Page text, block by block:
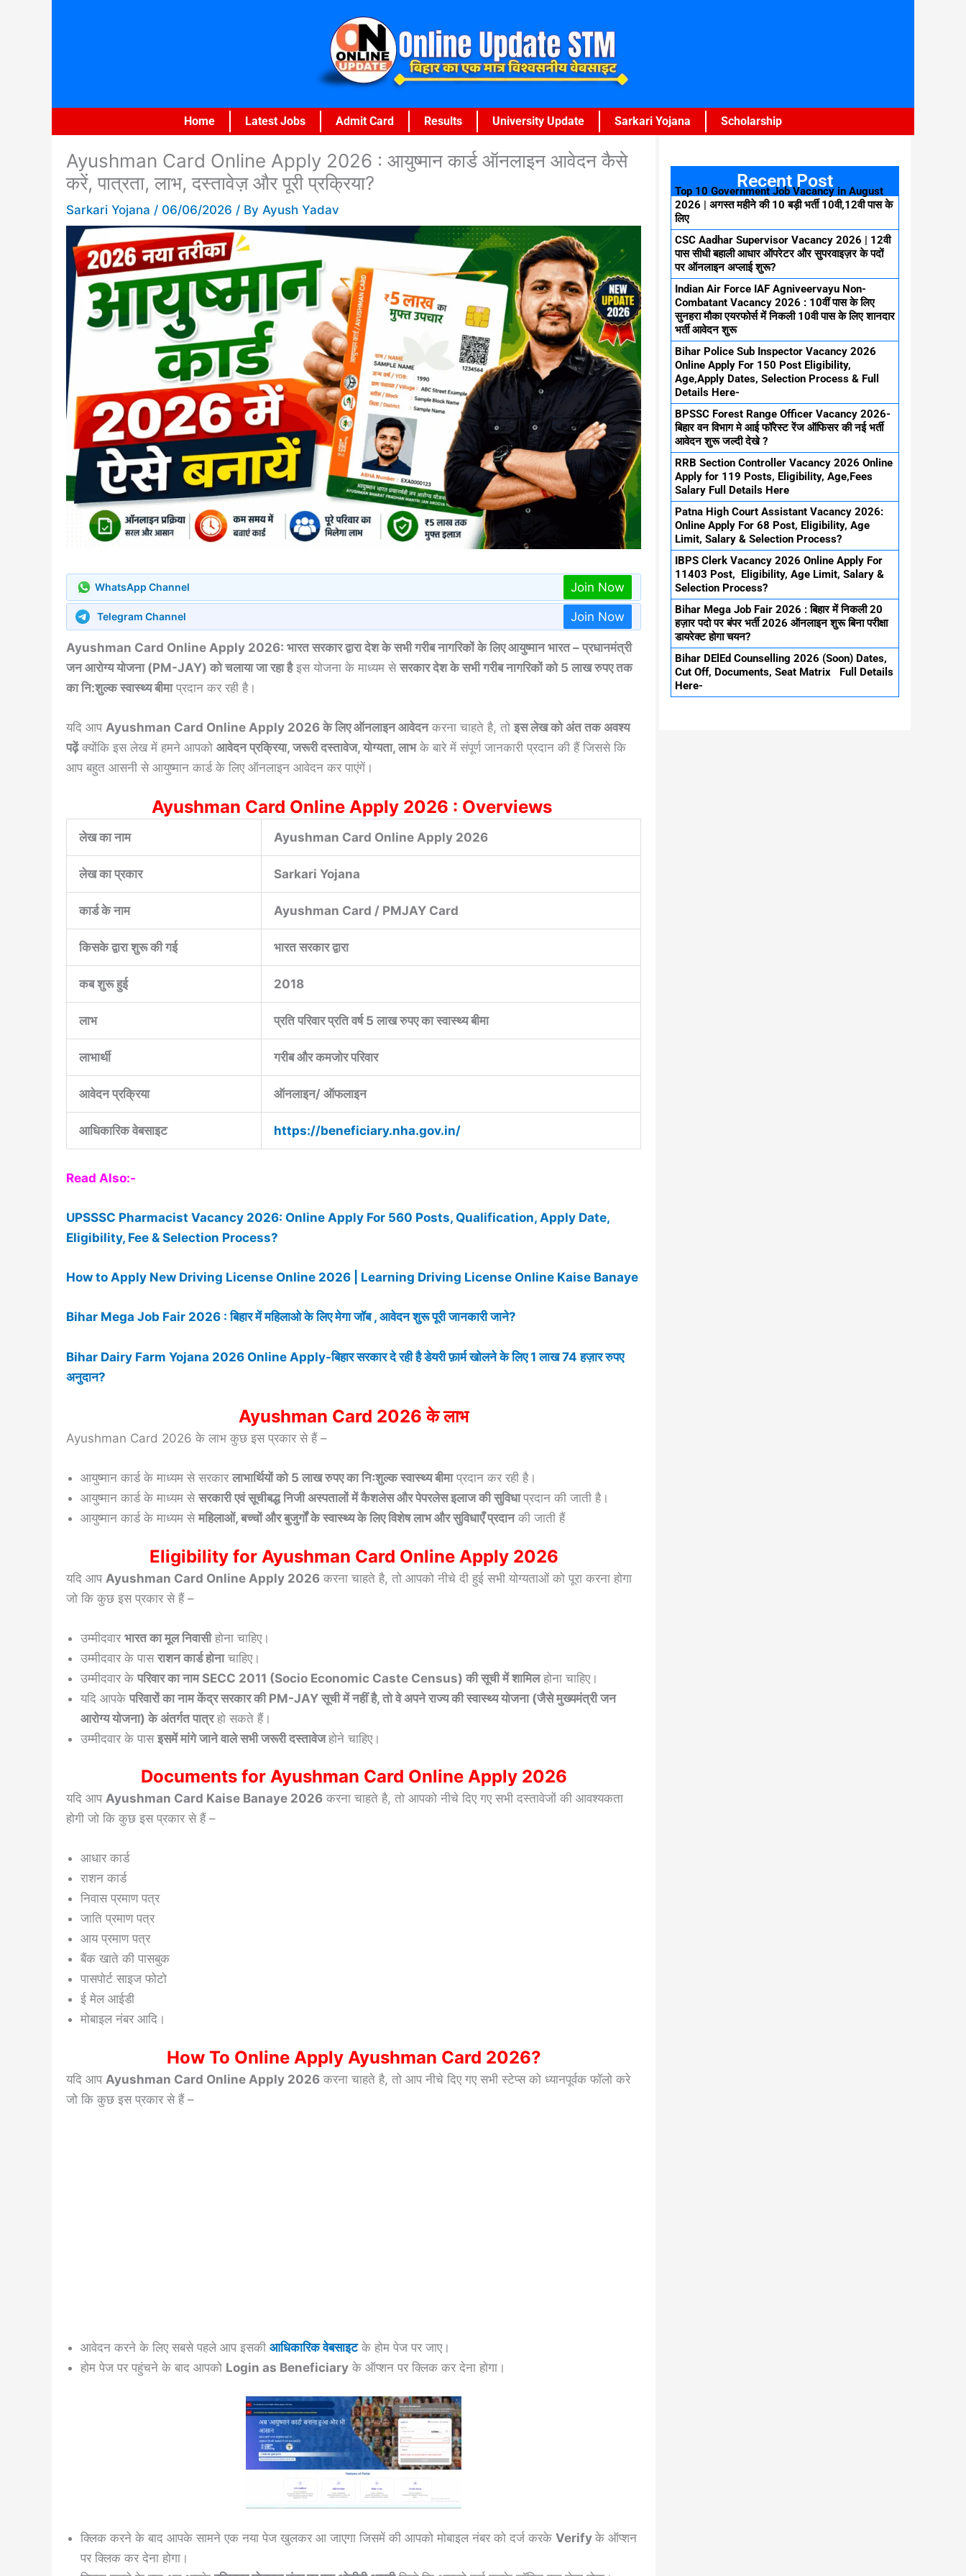
Home Latest Jobs Admit Card Results University Update Sarkari Yojana Scholarship
Ayushman Card Online Apply 2026 : आयुष्मान कार्ड ऑनलाइन आवेदन कैसे
करें, पात्रता, लाभ, दस्तावेज़ और पूरी प्रक्रिया?
Sarkari Yojana / 06/06/2026 / By Ayush Yadav
WhatsApp Channel Join Now
Telegram Channel Join Now
Ayushman Card Online Apply 2026: भारत सरकार द्वारा देश के सभी गरीब नागरिकों के लिए आयुष्मान भारत – प्रधानमंत्री
जन आरोग्य योजना (PM-JAY) को चलाया जा रहा हैइस योजना के माध्यम से सरकार देश के सभी गरीब नागरिकों को 5 लाख रुपए तक
का नि:शुल्क स्वास्थ्य बीमाप्रदान कर रही है।
यदि आप Ayushman Card Online Apply 2026 के लिए ऑनलाइन आवेदनकरना चाहते है, तो इस लेख को अंत तक अवश्य
पढ़ेंक्योंकि इस लेख में हमने आपको आवेदन प्रक्रिया, जरूरी दस्तावेज, योग्यता, लाभके बारे में संपूर्ण जानकारी प्रदान की हैं जिससे कि
आप बहुत आसनी से आयुष्मान कार्ड के लिए ऑनलाइन आवेदन कर पाएंगें।
Ayushman Card Online Apply 2026 : Overviews
लेख का नाम Ayushman Card Online Apply 2026
लेख का प्रकार Sarkari Yojana
कार्ड के नाम Ayushman Card / PMJAY Card
किसके द्वारा शुरू की गई भारत सरकार द्वारा
कब शुरू हुई 2018
लाभ प्रति परिवार प्रति वर्ष 5 लाख रुपए का स्वास्थ्य बीमा
लाभार्थी गरीब और कमजोर परिवार
आवेदन प्रक्रिया ऑनलाइन/ ऑफलाइन
आधिकारिक वेबसाइट https://beneficiary.nha.gov.in/
Read Also:-
UPSSSC Pharmacist Vacancy 2026: Online Apply For 560 Posts, Qualification, Apply Date,
Eligibility, Fee & Selection Process?
How to Apply New Driving License Online 2026 | Learning Driving License Online Kaise Banaye
Bihar Mega Job Fair 2026 : बिहार में महिलाओ के लिए मेगा जॉब , आवेदन शुरू पूरी जानकारी जाने?
Bihar Dairy Farm Yojana 2026 Online Apply-बिहार सरकार दे रही है डेयरी फ़ार्म खोलने के लिए 1 लाख 74 हज़ार रुपए
अनुदान?
Ayushman Card 2026 के लाभ
Ayushman Card 2026 के लाभ कुछ इस प्रकार से हैं –
आयुष्मान कार्ड के माध्यम से सरकार लाभार्थियों को 5 लाख रुपए का निःशुल्क स्वास्थ्य बीमाप्रदान कर रही है।
आयुष्मान कार्ड के माध्यम से सरकारी एवं सूचीबद्ध निजी अस्पतालों में कैशलेस और पेपरलेस इलाज की सुविधाप्रदान की जाती है।
आयुष्मान कार्ड के माध्यम से महिलाओं, बच्चों और बुजुर्गों के स्वास्थ्य के लिए विशेष लाभ और सुविधाएँ प्रदानकी जाती हैं
Eligibility for Ayushman Card Online Apply 2026
यदि आप Ayushman Card Online Apply 2026 करना चाहते है, तो आपको नीचे दी हुई सभी योग्यताओं को पूरा करना होगा
जो कि कुछ इस प्रकार से हैं –
उम्मीदवार भारत का मूल निवासीहोना चाहिए।
उम्मीदवार के पास राशन कार्ड होनाचाहिए।
उम्मीदवार के परिवार का नाम SECC 2011 (Socio Economic Caste Census) की सूची में शामिलहोना चाहिए।
यदि आपके परिवारों का नाम केंद्र सरकार की PM-JAY सूची में नहीं है, तो वे अपने राज्य की स्वास्थ्य योजना (जैसे मुख्यमंत्री जन
आरोग्य योजना) के अंतर्गत पात्रहो सकते हैं।
उम्मीदवार के पास इसमें मांगे जाने वाले सभी जरूरी दस्तावेजहोने चाहिए।
Documents for Ayushman Card Online Apply 2026
यदि आप Ayushman Card Kaise Banaye 2026 करना चाहते है, तो आपको नीचे दिए गए सभी दस्तावेजों की आवश्यकता
होगी जो कि कुछ इस प्रकार से हैं –
आधार कार्ड
राशन कार्ड
निवास प्रमाण पत्र
जाति प्रमाण पत्र
आय प्रमाण पत्र
बैंक खाते की पासबुक
पासपोर्ट साइज फोटो
ई मेल आईडी
मोबाइल नंबर आदि।
How To Online Apply Ayushman Card 2026?
यदि आप Ayushman Card Online Apply 2026 करना चाहते है, तो आप नीचे दिए गए सभी स्टेप्स को ध्यानपूर्वक फॉलो करे
जो कि कुछ इस प्रकार से हैं –
आवेदन करने के लिए सबसे पहले आप इसकी आधिकारिक वेबसाइटके होम पेज पर जाए।
होम पेज पर पहुंचने के बाद आपको Login as Beneficiary के ऑप्शन पर क्लिक कर देना होगा।
क्लिक करने के बाद आपके सामने एक नया पेज खुलकर आ जाएगा जिसमें की आपको मोबाइल नंबर को दर्ज करके Verify के ऑप्शन
पर क्लिक कर देना होगा।
Recent Post
Top 10 Government Job Vacancy in August
2026 | अगस्त महीने की 10 बड़ी भर्ती 10वी,12वी पास के
लिए
CSC Aadhar Supervisor Vacancy 2026 | 12वी
पास सीधी बहाली आधार ऑपरेटर और सुपरवाइज़र के पदों
पर ऑनलाइन अप्लाई शुरू?
Indian Air Force IAF Agniveervayu Non-
Combatant Vacancy 2026 : 10वीं पास के लिए
सुनहरा मौका एयरफोर्स में निकली 10वी पास के लिए शानदार
भर्ती आवेदन शुरू
Bihar Police Sub Inspector Vacancy 2026
Online Apply For 150 Post Eligibility,
Age,Apply Dates, Selection Process & Full
Details Here-
BPSSC Forest Range Officer Vacancy 2026-
बिहार वन विभाग मे आई फॉरेस्ट रेंज ऑफिसर की नई भर्ती
आवेदन शुरू जल्दी देखे ?
RRB Section Controller Vacancy 2026 Online
Apply for 119 Posts, Eligibility, Age,Fees
Salary Full Details Here
Patna High Court Assistant Vacancy 2026:
Online Apply For 68 Post, Eligibility, Age
Limit, Salary & Selection Process?
IBPS Clerk Vacancy 2026 Online Apply For
11403 Post, Eligibility, Age Limit, Salary &
Selection Process?
Bihar Mega Job Fair 2026 : बिहार में निकली 20
हज़ार पदो पर बंपर भर्ती 2026 ऑनलाइन शुरू बिना परीक्षा
डायरेक्ट होगा चयन?
Bihar DElEd Counselling 2026 (Soon) Dates,
Cut Off, Documents, Seat Matrix Full Details
Here-